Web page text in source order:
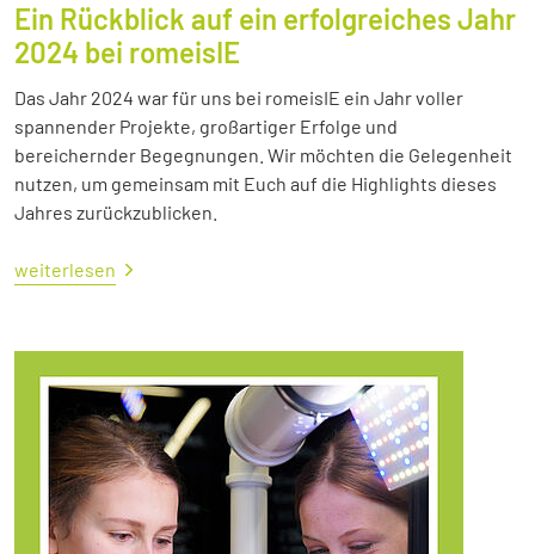
Ein Rückblick auf ein erfolgreiches Jahr
2024 bei romeisIE
Das Jahr 2024 war für uns bei romeisIE ein Jahr voller
spannender Projekte, großartiger Erfolge und
bereichernder Begegnungen. Wir möchten die Gelegenheit
nutzen, um gemeinsam mit Euch auf die Highlights dieses
Jahres zurückzublicken.
weiterlesen